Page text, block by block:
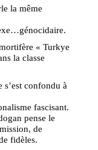
la même
« Turkye
la classe
s’est confondu à
fascisant.
pense le
de
fidèles.